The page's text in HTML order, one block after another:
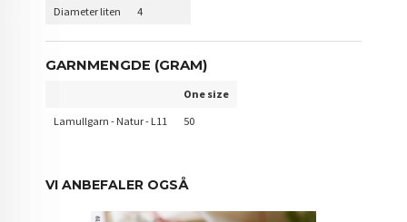
Diameter liten
4
GARNMENGDE (GRAM)
One size
Lamullgarn - Natur - L11
50
VI ANBEFALER OGSÅ